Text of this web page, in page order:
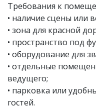
Требования к
• наличие сцены или
• зона для красной
• пространство под
• оборудование для
• отдельные
ведущего;
• парковка или
гостей.